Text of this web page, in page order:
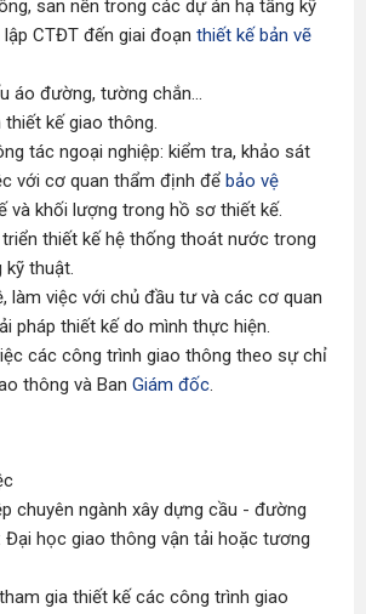
san nền trong các dự án hạ tầng kỹ
CTĐT đến giai đoạn thiết kế bản vẽ
áo đường, tường chắn...
kế giao thông.
tác ngoại nghiệp: kiểm tra, khảo sát
với cơ quan thẩm định để bảo vệ
và khối lượng trong hồ sơ thiết kế.
thiết kế hệ thống thoát nước trong
kỹ thuật.
làm việc với chủ đầu tư và các cơ quan
pháp thiết kế do mình thực hiện.
các công trình giao thông theo sự chỉ
thông và Ban Giám đốc.
chuyên ngành xây dựng cầu - đường
học giao thông vận tải hoặc tương
gia thiết kế các công trình giao